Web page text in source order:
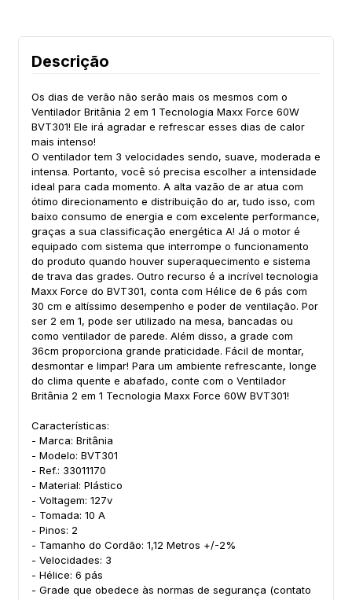
Descrição
Os dias de verão não serão mais os mesmos com o
Ventilador Britânia 2 em 1 Tecnologia Maxx Force 60W
BVT301! Ele irá agradar e refrescar esses dias de calor
mais intenso!
O ventilador tem 3 velocidades sendo, suave, moderada e
intensa. Portanto, você só precisa escolher a intensidade
ideal para cada momento. A alta vazão de ar atua com
ótimo direcionamento e distribuição do ar, tudo isso, com
baixo consumo de energia e com excelente performance,
graças a sua classificação energética A! Já o motor é
equipado com sistema que interrompe o funcionamento
do produto quando houver superaquecimento e sistema
de trava das grades. Outro recurso é a incrível tecnologia
Maxx Force do BVT301, conta com Hélice de 6 pás com
30 cm e altíssimo desempenho e poder de ventilação. Por
ser 2 em 1, pode ser utilizado na mesa, bancadas ou
como ventilador de parede. Além disso, a grade com
36cm proporciona grande praticidade. Fácil de montar,
desmontar e limpar! Para um ambiente refrescante, longe
do clima quente e abafado, conte com o Ventilador
Britânia 2 em 1 Tecnologia Maxx Force 60W BVT301!
Características:
- Marca: Britânia
- Modelo: BVT301
- Ref.: 33011170
- Material: Plástico
- Voltagem: 127v
- Tomada: 10 A
- Pinos: 2
- Tamanho do Cordão: 1,12 Metros +/-2%
- Velocidades: 3
- Hélice: 6 pás
- Grade que obedece às normas de segurança (contato